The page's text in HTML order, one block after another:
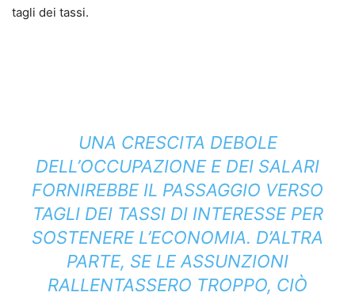
tagli dei tassi.
UNA CRESCITA DEBOLE
DELL’OCCUPAZIONE E DEI SALARI
FORNIREBBE IL PASSAGGIO VERSO
TAGLI DEI TASSI DI INTERESSE PER
SOSTENERE L’ECONOMIA. D’ALTRA
PARTE, SE LE ASSUNZIONI
RALLENTASSERO TROPPO, CIÒ